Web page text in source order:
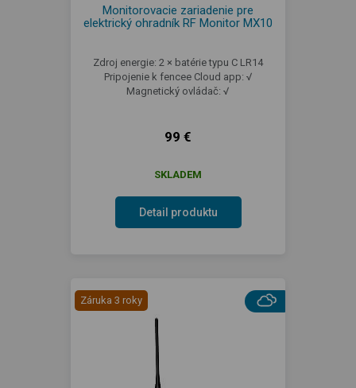
Monitorovacie zariadenie pre
elektrický ohradník RF Monitor MX10
Zdroj energie: 2 × batérie typu C LR14
Pripojenie k fencee Cloud app: √
Magnetický ovládač: √
99 €
SKLADEM
Detail produktu
Záruka 3 roky